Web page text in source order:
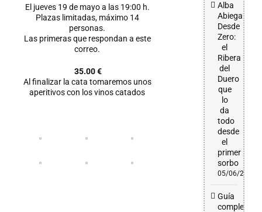
El jueves 19 de mayo a las 19:00 h.
Plazas limitadas, máximo 14
personas.
Las primeras que respondan a este
correo.
35.00 €
Al finalizar la cata tomaremos unos
aperitivos con los vinos catados
Alba
Abiega
Desde
Zero:
el
Ribera
del
Duero
que
lo
da
todo
desde
el
primer
sorbo
05/06/2026
Guía
completa